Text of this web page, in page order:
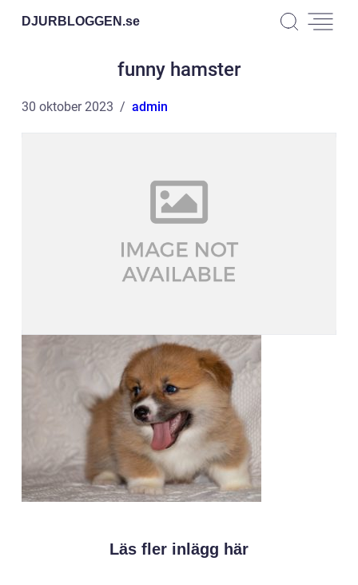
DJURBLOGGEN.se
funny hamster
30 oktober 2023 admin
Läs fler inlägg här